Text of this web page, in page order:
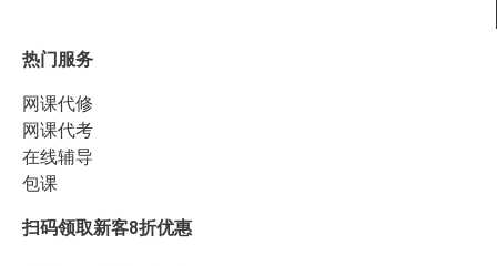
热门服务
网课代修
网课代考
在线辅导
包课
扫码领取新客8折优惠